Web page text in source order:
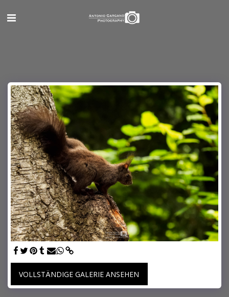
VOLLSTÄNDIGE GALERIE ANSEHEN